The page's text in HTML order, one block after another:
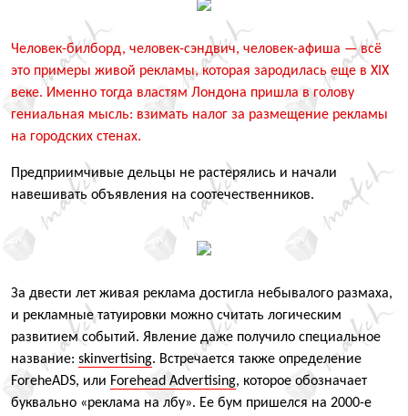
Человек-билборд, человек-сэндвич, человек-афиша — всё
это примеры живой рекламы, которая зародилась еще в XIX
веке. Именно тогда властям Лондона пришла в голову
гениальная мысль: взимать налог за размещение рекламы
на городских стенах.
Предприимчивые дельцы не растерялись и начали
навешивать объявления на соотечественников.
За двести лет живая реклама достигла небывалого размаха,
и рекламные татуировки можно считать логическим
развитием событий. Явление даже получило специальное
название: skinvertising. Встречается также определение
ForeheADS, или Forehead Advertising, которое обозначает
буквально «реклама на лбу». Ее бум пришелся на 2000-е